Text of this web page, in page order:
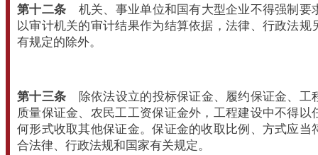
第十二条
机关、事业单位和国有大型企业不得强制要
以审计机关的审计结果作为结算依据，法律、行政法规
有规定的除外。
第十三条
除依法设立的投标保证金、履约保证金、工
质量保证金、农民工工资保证金外，工程建设中不得以
何形式收取其他保证金。保证金的收取比例、方式应当
合法律、行政法规和国家有关规定。